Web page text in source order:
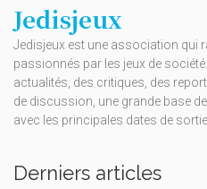
Jedisjeux
Jedisjeux est une association qui
passionnés par les jeux de
actualités, des critiques, des
de discussion, une grande base
avec les principales dates de sortie
Derniers articles